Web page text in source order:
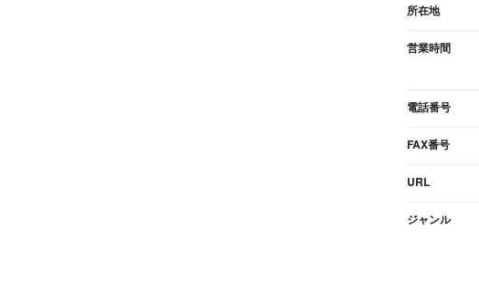
所在地
営業時間
電話番号
FAX番号
URL
ジャンル